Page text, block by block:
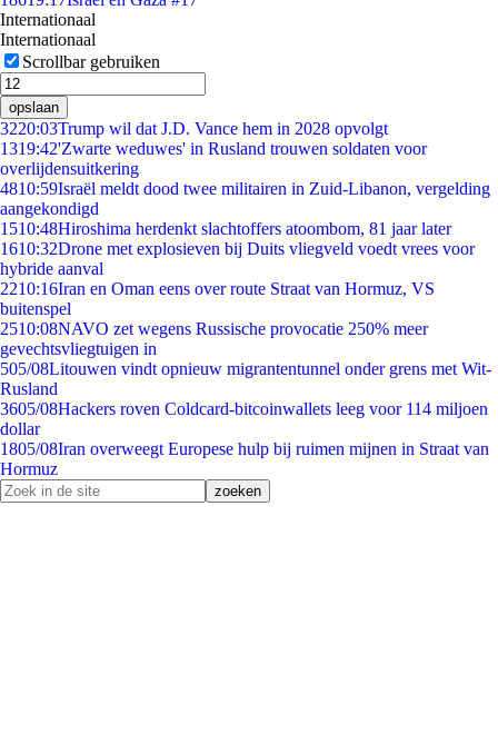
Internationaal
Internationaal
Scrollbar gebruiken
opslaan
3220:03Trump wil dat J.D. Vance hem in 2028 opvolgt
1319:42'Zwarte weduwes' in Rusland trouwen soldaten voor
overlijdensuitkering
4810:59Israël meldt dood twee militairen in Zuid-Libanon, vergelding
aangekondigd
1510:48Hiroshima herdenkt slachtoffers atoombom, 81 jaar later
1610:32Drone met explosieven bij Duits vliegveld voedt vrees voor
hybride aanval
2210:16Iran en Oman eens over route Straat van Hormuz, VS
buitenspel
2510:08NAVO zet wegens Russische provocatie 250% meer
gevechtsvliegtuigen in
505/08Litouwen vindt opnieuw migrantentunnel onder grens met Wit-
Rusland
3605/08Hackers roven Coldcard-bitcoinwallets leeg voor 114 miljoen
dollar
1805/08Iran overweegt Europese hulp bij ruimen mijnen in Straat van
Hormuz